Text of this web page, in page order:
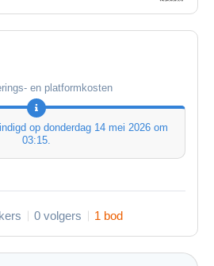
en platformkosten
op donderdag 14 mei 2026 om
03:15.
0 volgers 1 bod